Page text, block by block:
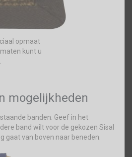
opmaat
kunt u
mogelijkheden
banden. Geef in het
band wilt voor de gekozen Sisal
gaat van boven naar beneden.